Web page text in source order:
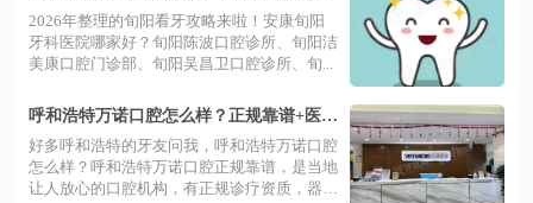
康/吴昌卫口腔排名前三
2026年整理的旬阳看牙攻略来啦！安康旬阳
牙科医院哪家好？旬阳陈波口腔诊所、旬阳洁
美康口腔门诊部、旬阳吴昌卫口腔诊所、旬...
呼和浩特万诺口腔怎么样？正规靠谱+医生
实力强+价格表+如意园区地址电话
好多呼和浩特的牙友问我，呼和浩特万诺口腔
怎么样？呼和浩特万诺口腔正规靠谱，是当地
让人放心的口腔机构，有正规诊疗资质，器